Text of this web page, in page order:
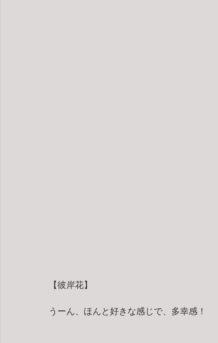
【彼岸花】
うーん、ほんと好きな感じで、多幸感！